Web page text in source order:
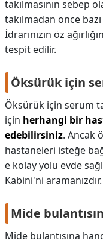
takılmasının sebep
takılmadan önce
İdrarınızın öz
tespit edilir.
Öksürük için
Öksürük için serum
için herhangi bir
edebilirsiniz. Ancak
hastaneleri isteğe
e kolay yolu evde
Kabini'ni aramanızdır.
Mide
Mide bulantısına